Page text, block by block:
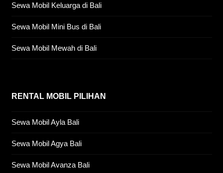
Sewa Mobil Keluarga di Bali
Sewa Mobil Mini Bus di Bali
Sewa Mobil Mewah di Bali
RENTAL MOBIL PILIHAN
Sewa Mobil Ayla Bali
Sewa Mobil Agya Bali
Sewa Mobil Avanza Bali